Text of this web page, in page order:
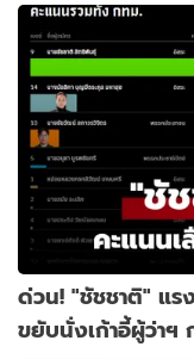
ด่วน! "ชัชชาติ" แร
ขยับนั่งเก้าอี้ผู้ว่าฯ